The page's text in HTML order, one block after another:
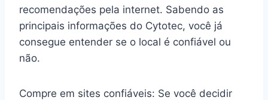
recomendações pela internet. Sabendo as
principais informações do Cytotec, você já
consegue entender se o local é confiável ou
não.
Compre em sites confiáveis: Se você decidir